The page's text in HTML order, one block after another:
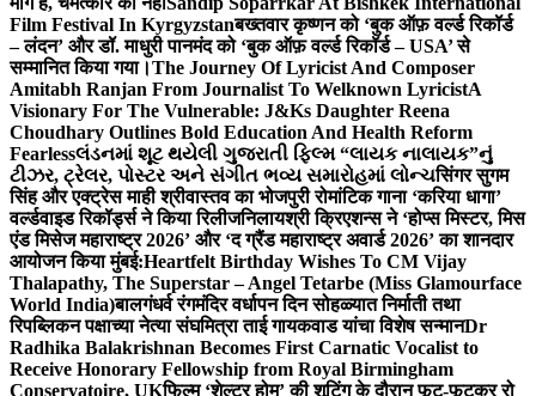
Film Festival In Kyrgyzstanबख्तवार कृष्णन को ‘बुक ऑफ़ वर्ल्ड रिकॉर्ड
– लंदन’ और डॉ. माधुरी पानमंद को ‘बुक ऑफ़ वर्ल्ड रिकॉर्ड – USA’ से
सम्मानित किया गया।The Journey Of Lyricist And Composer
Amitabh Ranjan From Journalist To Welknown LyricistA
Visionary For The Vulnerable: J&Ks Daughter Reena
Choudhary Outlines Bold Education And Health Reform
Fearlessલંડનમાં શૂટ થયેલી ગુજરાતી ફિલ્મ “લાયક નાલાયક”નું
ટીઝર, ટ્રેલર, પોસ્ટર અને સંગીત ભવ્ય સમારોહમાં લોન્ચसिंगर सुगम
सिंह और एक्ट्रेस माही श्रीवास्तव का भोजपुरी रोमांटिक गाना ‘करिया धागा’
वर्ल्डवाइड रिकॉर्ड्स ने किया रिलीजनिलायश्री क्रिएशन्स ने ‘होप्स मिस्टर, मिस
एंड मिसेज महाराष्ट्र 2026’ और ‘द ग्रैंड महाराष्ट्र अवार्ड 2026’ का शानदार
आयोजन किया मुंबई:Heartfelt Birthday Wishes To CM Vijay
Thalapathy, The Superstar – Angel Tetarbe (Miss Glamourface
World India)बालगंधर्व रंगमंदिर वर्धापन दिन सोहळ्यात निर्माती तथा
रिपब्लिकन पक्षाच्या नेत्या संघमित्रा ताई गायकवाड यांचा विशेष सन्मानDr
Radhika Balakrishnan Becomes First Carnatic Vocalist to
Receive Honorary Fellowship from Royal Birmingham
Conservatoire, UKफिल्म ‘शेल्टर होम’ की शूटिंग के दौरान फूट-फूटकर रो